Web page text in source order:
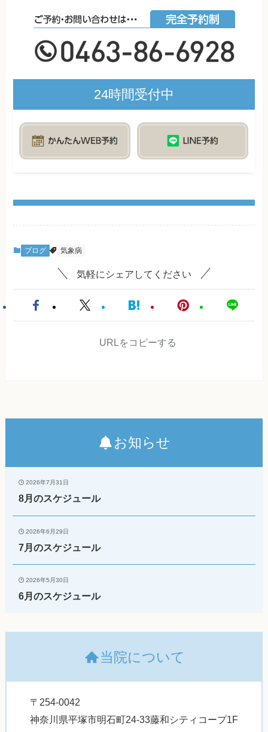
24時間受付中
ブログ 気象病
気軽にシェアしてください
URLをコピーする
お知らせ
2026年7月31日
8月のスケジュール
2026年6月29日
7月のスケジュール
2026年5月30日
6月のスケジュール
当院について
〒254-0042
神奈川県平塚市明石町24-33藤和シティコープ1F